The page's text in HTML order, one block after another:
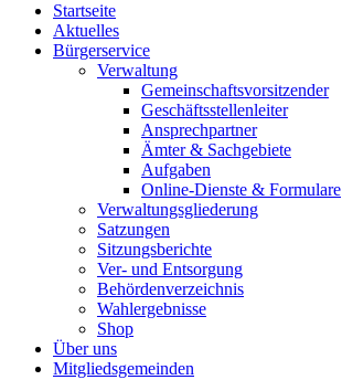
Startseite
Aktuelles
Bürgerservice
Verwaltung
Gemeinschaftsvorsitzender
Geschäftsstellenleiter
Ansprechpartner
Ämter & Sachgebiete
Aufgaben
Online-Dienste & Formulare
Verwaltungsgliederung
Satzungen
Sitzungsberichte
Ver- und Entsorgung
Behördenverzeichnis
Wahlergebnisse
Shop
Über uns
Mitgliedsgemeinden